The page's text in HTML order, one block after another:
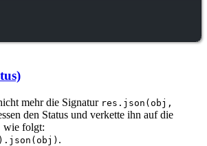
mehr die Signatur res.json(obj,
den Status und verkette ihn auf die
wie folgt:
.